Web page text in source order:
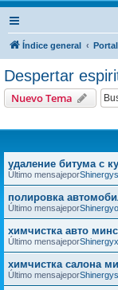
Índice general Portal
Despertar
Nuevo Tema
удаление битума с
Último mensajepor
полировка
Último mensajepor
химчистка авто
Último mensajepor
химчистка салона
Último mensajepor